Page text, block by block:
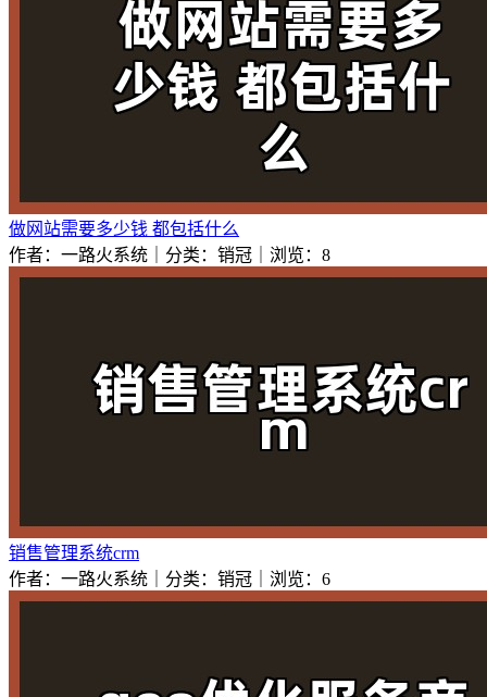
做网站需要多少钱 都包括什么
作者：一路火系统｜分类：销冠｜浏览：8
销售管理系统crm
作者：一路火系统｜分类：销冠｜浏览：6